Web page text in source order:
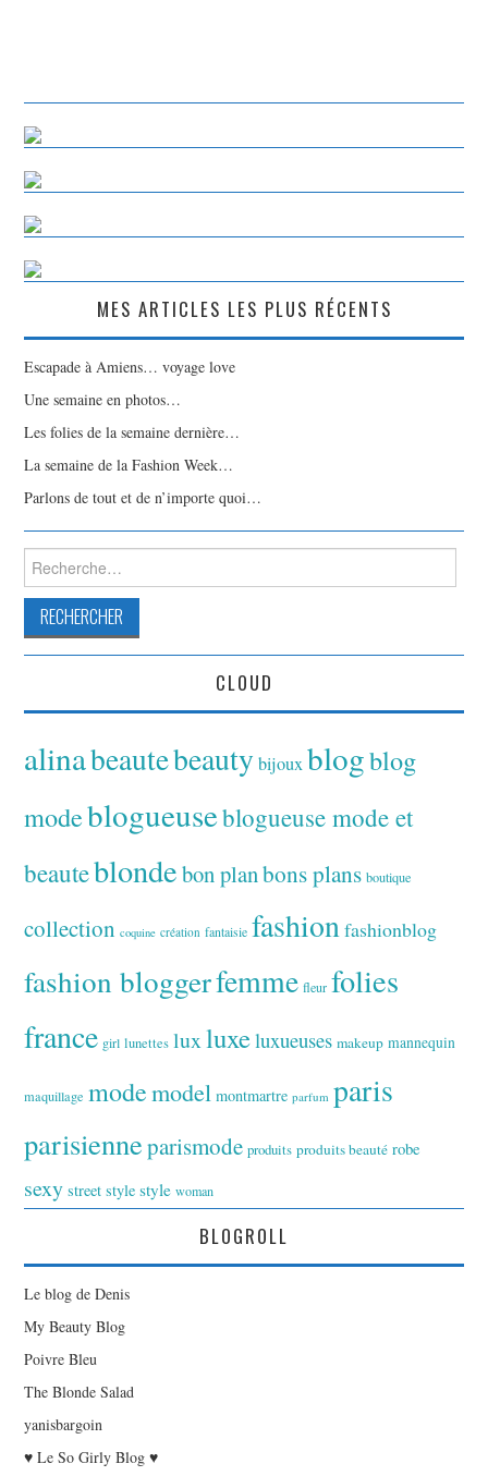
MES ARTICLES LES PLUS RÉCENTS
Escapade à Amiens… voyage love
Une semaine en photos…
Les folies de la semaine dernière…
La semaine de la Fashion Week…
Parlons de tout et de n’importe quoi…
CLOUD
alinabeautebeauty bijoux blogblog
modeblogueuseblogueuse mode et
beauteblondebon planbons plans boutique
collection coquine création fantaisie fashionfashionblog
fashion bloggerfemme fleur folies
france girl lunettes luxluxeluxueuses makeup mannequin
maquillage modemodel montmartre parfum paris
parisienneparismode produits produits beauté robe
sexy street style style woman
BLOGROLL
Le blog de Denis
My Beauty Blog
Poivre Bleu
The Blonde Salad
yanisbargoin
♥ Le So Girly Blog ♥